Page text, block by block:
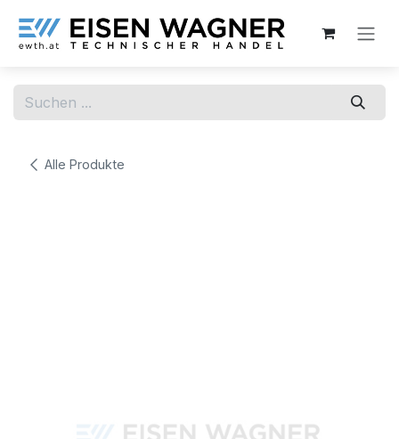
Alle Produkte